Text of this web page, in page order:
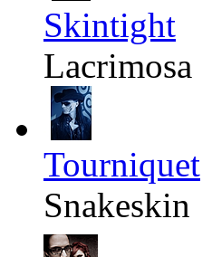
Skintight
Lacrimosa
Tourniquet
Snakeskin